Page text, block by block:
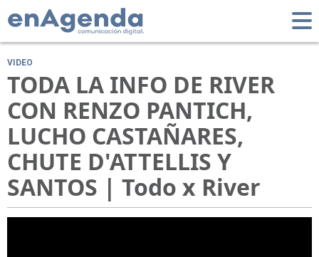
VIDEO
TODA LA INFO DE RIVER
CON RENZO PANTICH,
LUCHO CASTAÑARES,
CHUTE D'ATTELLIS Y
SANTOS | Todo x River